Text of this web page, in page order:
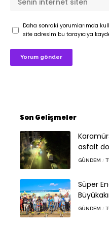
Daha sonraki yorumlarımda
site adresim bu tarayıcıya
Son Gelişmeler
asfalt
GÜNDEM
Süper
GÜNDEM